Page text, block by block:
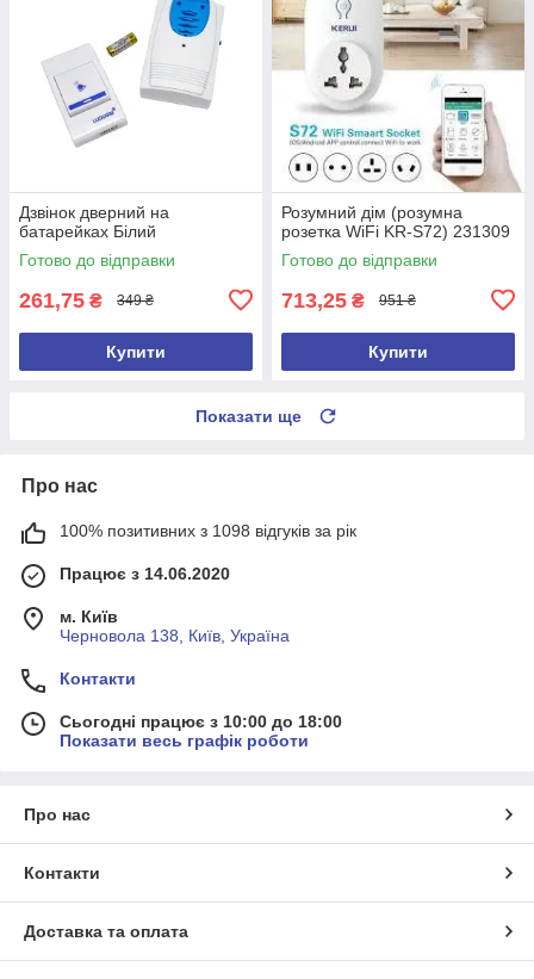
Дзвінок дверний на
батарейках Білий
Готово до відправки
261,75 ₴ 349 ₴
Купити
Розумний дім (розумна
розетка WiFi KR-S72) 231309
Готово до відправки
713,25 ₴ 951 ₴
Купити
Показати ще
Про нас
100% позитивних з 1098 відгуків за рік
Працює з 14.06.2020
м. Київ
Черновола 138, Київ, Україна
Контакти
Сьогодні працює з 10:00 до 18:00
Показати весь графік роботи
Про нас
Контакти
Доставка та оплата